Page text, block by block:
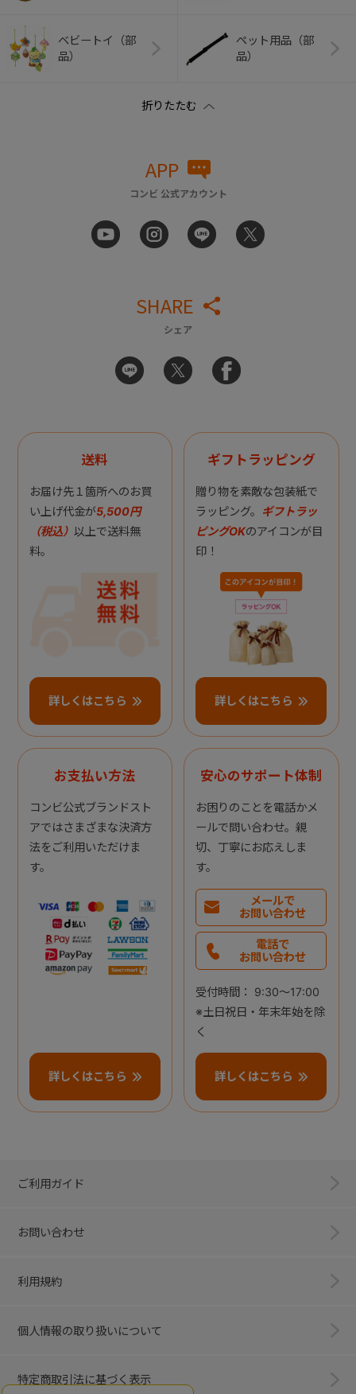
ベビートイ（部
品）
ペット用品（部
品）
APP
コンビ 公式アカウント
SHARE
シェア
送料
お届け先１箇所へのお買
い上げ代金が5,500円
（税込） 以上で送料無
料。
詳しくはこちら
ギフトラッピング
贈り物を素敵な包装紙で
ラッピング。 ギフトラッ
ピングOKのアイコンが目
印！
詳しくはこちら
お支払い方法
コンビ公式ブランドスト
アではさまざまな決済方
法をご利用いただけま
す。
詳しくはこちら
安心のサポート体制
お困りのことを電話かメ
ールで問い合わせ。親
切、丁寧にお応えしま
す。
メールで
お問い合わせ
電話で
お問い合わせ
受付時間： 9:30～17:00
※土日祝日・年末年始を除
く
詳しくはこちら
ご利用ガイド
お問い合わせ
利用規約
個人情報の取り扱いについて
特定商取引法に基づく表示